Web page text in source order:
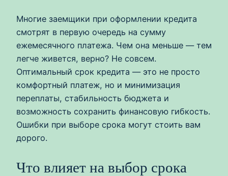
Многие заемщики при оформлении кредита
смотрят в первую очередь на сумму
ежемесячного платежа. Чем она меньше — тем
легче живется, верно? Не совсем.
Оптимальный срок кредита — это не просто
комфортный платеж, но и минимизация
переплаты, стабильность бюджета и
возможность сохранить финансовую гибкость.
Ошибки при выборе срока могут стоить вам
дорого.
Что влияет на выбор срока